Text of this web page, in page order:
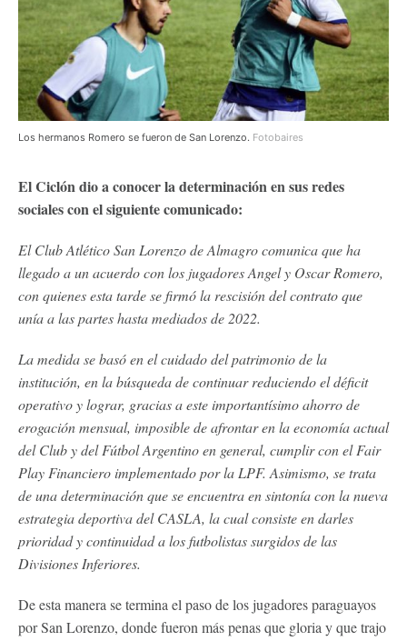
Los hermanos Romero se fueron de San Lorenzo. Fotobaires
El Ciclón dio a conocer la determinación en sus redes
sociales con el siguiente comunicado:
El Club Atlético San Lorenzo de Almagro comunica que ha
llegado a un acuerdo con los jugadores Angel y Oscar Romero,
con quienes esta tarde se firmó la rescisión del contrato que
unía a las partes hasta mediados de 2022.
La medida se basó en el cuidado del patrimonio de la
institución, en la búsqueda de continuar reduciendo el déficit
operativo y lograr, gracias a este importantísimo ahorro de
erogación mensual, imposible de afrontar en la economía actual
del Club y del Fútbol Argentino en general, cumplir con el Fair
Play Financiero implementado por la LPF. Asimismo, se trata
de una determinación que se encuentra en sintonía con la nueva
estrategia deportiva del CASLA, la cual consiste en darles
prioridad y continuidad a los futbolistas surgidos de las
Divisiones Inferiores.
De esta manera se termina el paso de los jugadores paraguayos
por San Lorenzo, donde fueron más penas que gloria y que trajo